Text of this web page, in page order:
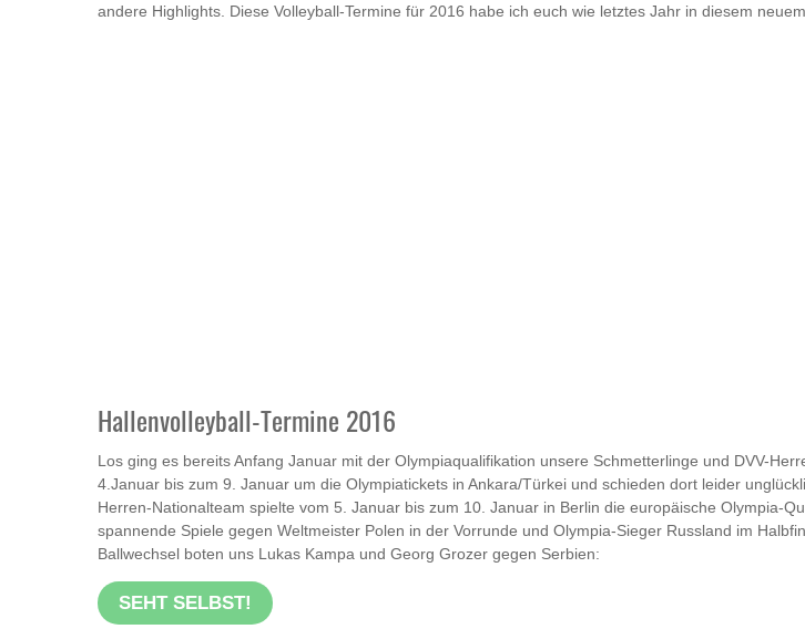
andere Highlights. Diese Volleyball-Termine für 2016 habe ich euch wie letztes Jahr in diesem
Hallenvolleyball-Termine 2016
Los ging es bereits Anfang Januar mit der Olympiaqualifikation unsere Schmetterlinge und DVV-
4.Januar bis zum 9. Januar um die Olympiatickets in Ankara/Türkei und schieden dort leider
Herren-Nationalteam spielte vom 5. Januar bis zum 10. Januar in Berlin die europäische Olympia-
spannende Spiele gegen Weltmeister Polen in der Vorrunde und Olympia-Sieger Russland im
Ballwechsel boten uns Lukas Kampa und Georg Grozer gegen Serbien:
SEHT SELBST!